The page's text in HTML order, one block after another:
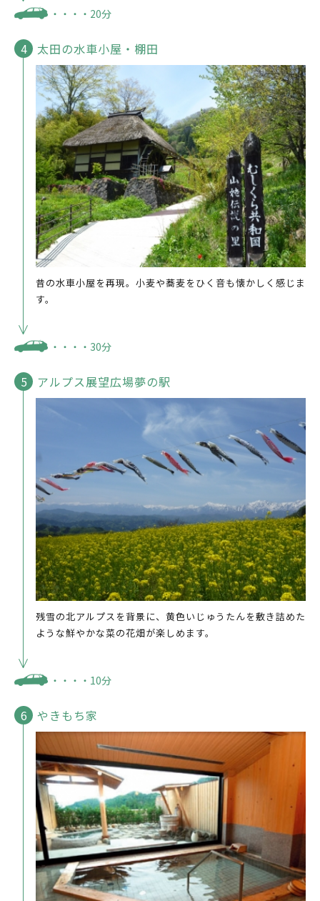
・・・・20分
太田の水車小屋・棚田
昔の水車小屋を再現。小麦や蕎麦をひく音も懐かしく感じま
す。
・・・・30分
アルプス展望広場夢の駅
残雪の北アルプスを背景に、黄色いじゅうたんを敷き詰めた
ような鮮やかな菜の花畑が楽しめます。
・・・・10分
やきもち家